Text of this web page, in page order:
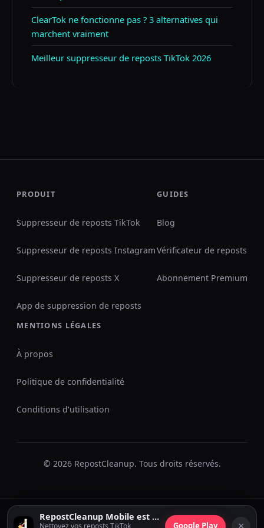
ClearTok ne fonctionne pas ? 3 alternatives qui
marchent vraiment
Meilleur suppresseur de reposts TikTok 2026
PRODUIT
Suppresseur de reposts TikTok
Suppresseur de reposts Instagram
Suppresseur de reposts X
App de suppression de reposts
GUIDES
Blog
Vérificateur de reposts
Abonnement Premium
MENTIONS LÉGALES
À propos
Politique de confidentialité
Conditions d'utilisation
© 2026 RepostCleanup. Tous droits réservés.
RepostCleanup Mobile est disponible
Nettoyez vos reposts TikTok, Google Play